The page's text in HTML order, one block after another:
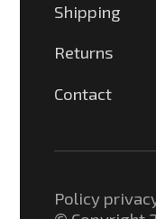
Shipping
Returns
Contact
Policy